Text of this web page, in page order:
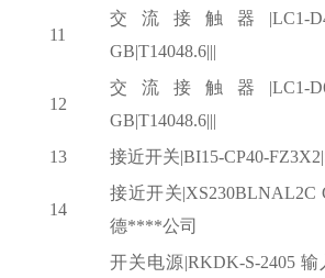
11
交流接触器 |LC1-
GB|T14048.6|||
12
交流接触器 |LC1-
GB|T14048.6|||
13
接近开关|BI15-CP40-
14
接近开关|XS230BLNAL2C
德****公司
开关电源|RKDK-S-2405